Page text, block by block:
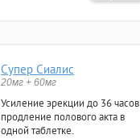
Супер Сиалис
20мг + 60мг
Усиление эрекции до 36
продление полового акта в
одной таблетке.